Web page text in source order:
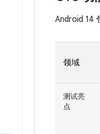
Android 14
领域
测试亮
点